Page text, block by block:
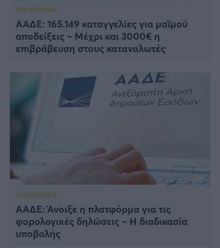
ΟΙΚΟΝΟΜΙΑ
ΑΑΔΕ: 165.149 καταγγελίες για μαϊμού
αποδείξεις – Μέχρι και 3000€ η
επιβράβευση στους καταναλωτές
ΟΙΚΟΝΟΜΙΑ
ΑΑΔΕ: Άνοιξε η πλατφόρμα για τις
φορολογικές δηλώσεις – Η διαδικασία
υποβολής